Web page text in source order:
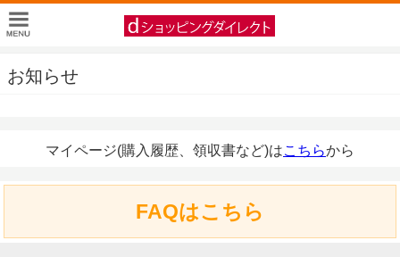
お知らせ
マイページ(購入履歴、領収書など)はこちらから
FAQはこちら